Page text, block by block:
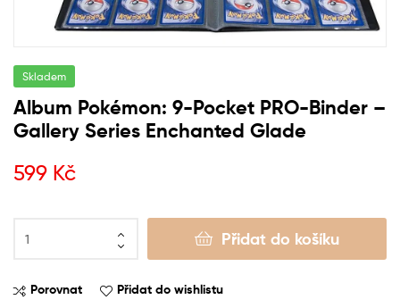
Skladem
Album Pokémon: 9-Pocket PRO-Binder –
Gallery Series Enchanted Glade
599 Kč
Přidat do košíku
Porovnat Přidat do wishlistu